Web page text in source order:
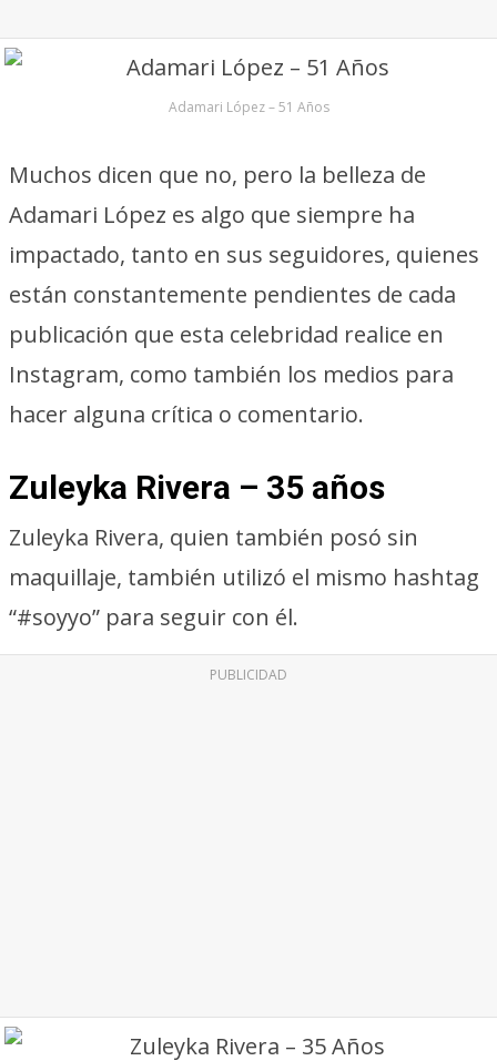
Adamari López – 51 Años
Muchos dicen que no, pero la belleza de
Adamari López es algo que siempre ha
impactado, tanto en sus seguidores, quienes
están constantemente pendientes de cada
publicación que esta celebridad realice en
Instagram, como también los medios para
hacer alguna crítica o comentario.
Zuleyka Rivera – 35 años
Zuleyka Rivera, quien también posó sin
maquillaje, también utilizó el mismo hashtag
“#soyyo” para seguir con él.
PUBLICIDAD